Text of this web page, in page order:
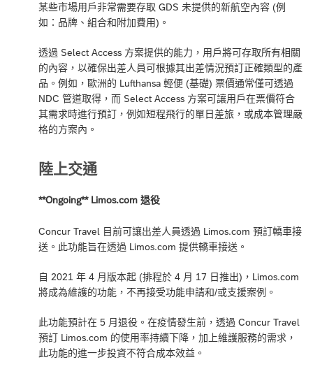
某些市場用戶非常需要存取 GDS 未提供的新航空內容 (例
如：品牌、組合和附加費用)。
透過 Select Access 方案提供的能力，用戶將可存取所有相關
的內容，以確保出差人員可根據其出差情況預訂正確類型的產
品。例如，歐洲的 Lufthansa 輕便 (基礎) 票價通常僅可透過
NDC 管道取得，而 Select Access 方案可讓用戶在票價符合
其需求時進行預訂，例如短程飛行的單日差旅，或成本管理嚴
格的方案內。
陸上交通
**Ongoing** Limos.com 退役
Concur Travel 目前可讓出差人員透過 Limos.com 預訂轎車接
送。此功能旨在透過 Limos.com 提供轎車接送。
自 2021 年 4 月版本起 (排程於 4 月 17 日推出)，Limos.com
將成為維護的功能，不再接受功能申請和/或支援案例。
此功能預計在 5 月退役。在疫情發生前，透過 Concur Travel
預訂 Limos.com 的使用率持續下降，加上維護服務的需求，
此功能的進一步投資不符合成本效益。